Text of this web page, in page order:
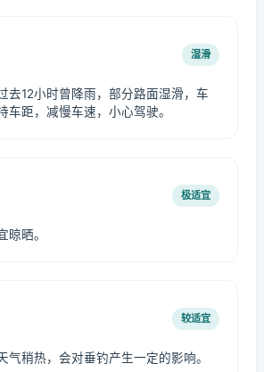
湿滑
去12小时曾降雨，部分路面湿滑，车
车距，减慢车速，小心驾驶。
极适宜
晾晒。
较适宜
气稍热，会对垂钓产生一定的影响。